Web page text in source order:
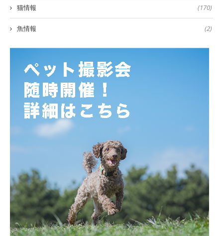
猫情報 (170)
魚情報 (2)